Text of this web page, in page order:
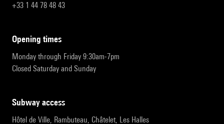
+33 1 44 78 48 43
opening times
Monday through Friday 9:30am-7pm
Closed Saturday and Sunday
subway access
Hôtel de Ville, Rambuteau, Châtelet, Les Halles